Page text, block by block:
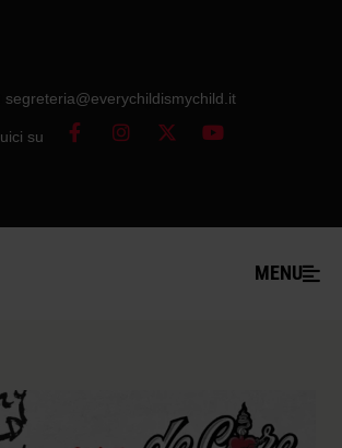
segreteria@everychildismychild.it
su
MENU